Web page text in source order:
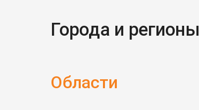
Города и регионы
Области